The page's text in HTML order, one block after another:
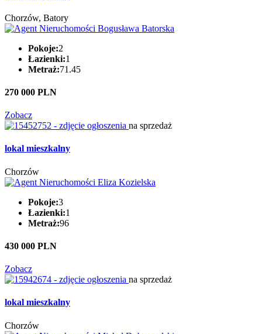
Chorzów, Batory
Pokoje:2
Łazienki:1
Metraż:71.45
270 000 PLN
Zobacz
na sprzedaż
lokal mieszkalny
Chorzów
Pokoje:3
Łazienki:1
Metraż:96
430 000 PLN
Zobacz
na sprzedaż
lokal mieszkalny
Chorzów